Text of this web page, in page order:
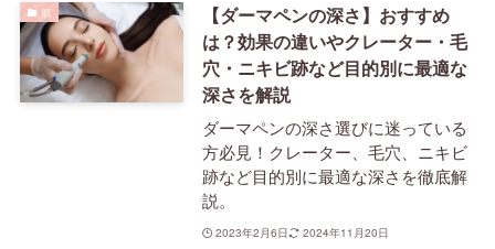
肌
【ダーマペンの深さ】おすすめ
は？効果の違いやクレーター・毛
穴・ニキビ跡など目的別に最適な
深さを解説
ダーマペンの深さ選びに迷っている
方必見！クレーター、毛穴、ニキビ
跡など目的別に最適な深さを徹底解
説。
2023年2月6日 2024年11月20日